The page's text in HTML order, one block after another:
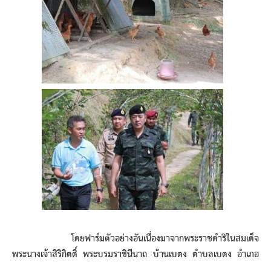
โดยฟาร์มตัวอย่างอันเนื่องมาจากพระราชดำริในสมเด็จ
พระนางเจ้าสิริกิตติ์ พระบรมราชินีนาถ บ้านเบตง ตำบลเบตง อำเภอ